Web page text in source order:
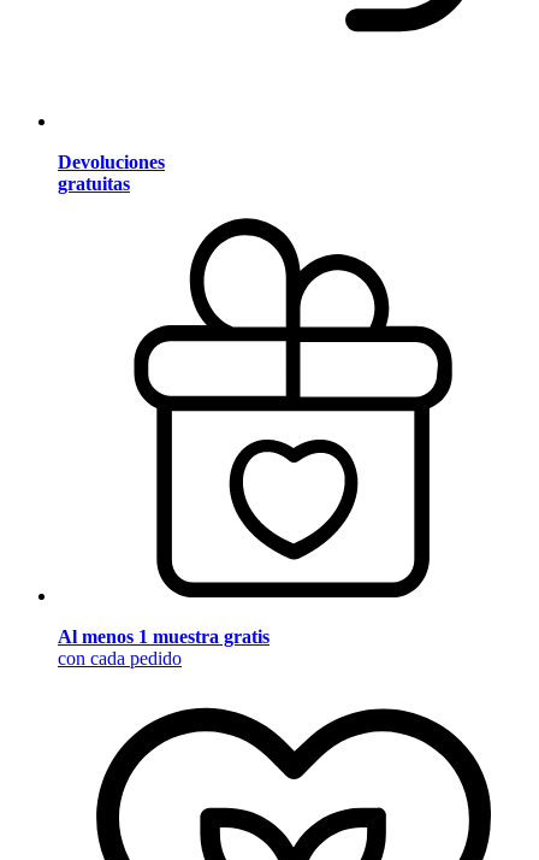
Devoluciones
gratuitas
Al menos 1 muestra gratis
con cada pedido